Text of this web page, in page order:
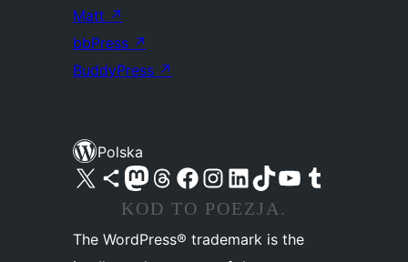
Matt ↗
bbPress ↗
BuddyPress ↗
Polska
Odwiedź nasze konto X (dawniej Twitter)
Odwiedź nasze konto Bluesky
Odwiedź nasze konto na Mastodoncie
Odwiedź naszego Threadsa
Odwiedź naszego Facebooka
Odwiedź nasze konto na Instagramie
Odwiedź nasze konto na LinkedIn
Odwiedź naszego TikToka
Odwiedź nasz kanał YouTube
Odwiedź naszego Tumblra
KOD TO POEZJA.
The WordPress® trademark is the